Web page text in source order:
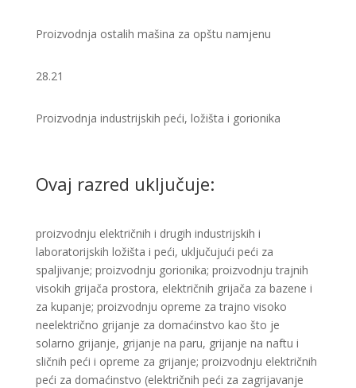
Proizvodnja ostalih mašina za opštu namjenu
28.21
Proizvodnja industrijskih peći, ložišta i gorionika​
Ovaj razred uključuje:
proizvodnju električnih i drugih industrijskih i
laboratorijskih ložišta i peći, uključujući peći za
spaljivanje; proizvodnju gorionika; proizvodnju trajnih
visokih grijača prostora, električnih grijača za bazene i
za kupanje; proizvodnju opreme za trajno visoko
neelektrično grijanje za domaćinstvo kao što je
solarno grijanje, grijanje na paru, grijanje na naftu i
sličnih peći i opreme za grijanje; proizvodnju električnih
peći za domaćinstvo (električnih peći za zagrijavanje